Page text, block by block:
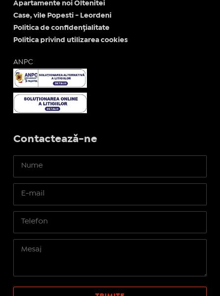
Apartamente noi Oltenitei
Case, vile Popesti - Leordeni
Politica de confidențialitate
Politica privind utilizarea cookies
ANPC
Contactează-ne